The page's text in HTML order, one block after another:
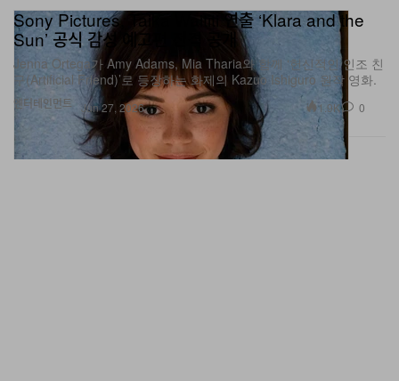
엔터테인먼트
Sony Pictures, Taika Waititi 연출 ‘Klara and the
Sun’ 공식 감성 예고편 전격 공개
Jenna Ortega가 Amy Adams, Mia Tharia와 함께 ‘헌신적인 인조 친
구(Artificial Friend)’로 등장하는 화제의 Kazuo Ishiguro 원작 영화.
Jun 27, 2026 1.9K 0